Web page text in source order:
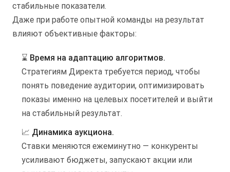
стабильные показатели.
Даже при работе опытной команды на результат
влияют объективные факторы:
⌛️ Время на адаптацию алгоритмов.
Стратегиям Директа требуется период, чтобы
понять поведение аудитории, оптимизировать
показы именно на целевых посетителей и выйти
на стабильный результат.
📈 Динамика аукциона.
Ставки меняются ежеминутно — конкуренты
усиливают бюджеты, запускают акции или